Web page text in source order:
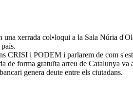
xerrada col•loqui a la Sala Núria
CRISI i PODEM i parlarem de com
de forma gratuïta arreu de Catalunya
genera deute entre els ciutadans.